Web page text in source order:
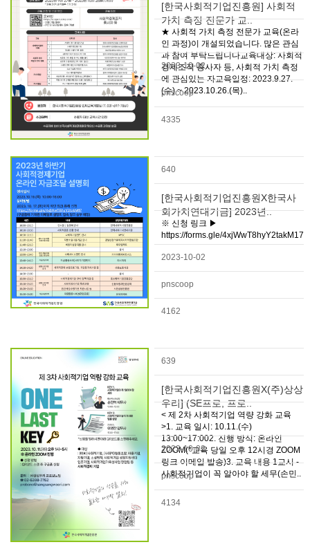
[한국사회적기업진흥원] 사회적
가치 측정 전문가 교..
★ 사회적 가치 측정 전문가 교육(온라
인 과정)이 개설되었습니다. 많은 관심
과 참여 부탁드립니다교육대상: 사회적
경제조직 종사자 등, 사회적 가치 측정
에 관심있는 자교육일정: 2023.9.27.
(수) ~ 2023.10.26.(목)..
2023-10-02
pnscoop
4335
640
[한국사회적기업진흥원X한국사
회가치연대기금] 2023년..
※ 신청 링크 ▶
https://forms.gle/4xjWwT8hyY2takM17
2023-10-02
pnscoop
4162
639
[한국사회적기업진흥원X(주)상상
우리] (SE프로, 프로..
< 제 2차 사회적기업 역량 강화 교육
>1. 교육 일시: 10.11.(수)
13:00~17:002. 진행 방식: 온라인
ZOOM(*교육 당일 오후 12시경 ZOOM
링크 이메일 발송)3. 교육 내용 1교시 -
사회적기업이 꼭 알아야 할 세무(손민..
2023-10-02
pnscoop
4134